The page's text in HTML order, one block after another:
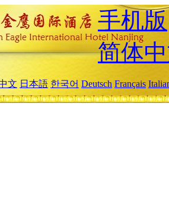
手机版
简体
文 日本語 한국어 Deutsch Français